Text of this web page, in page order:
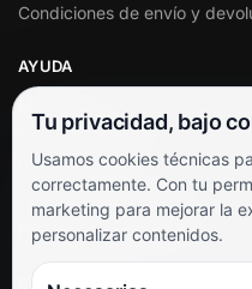
Condiciones de envío y
AYUDA
Soporte al cliente
Contacto
Términos y condiciones
Preguntas frecuentes
SÍGUENOS
Tu privacidad, bajo
Usamos cookies técnicas
correctamente. Con tu
marketing para mejorar la
personalizar contenidos.